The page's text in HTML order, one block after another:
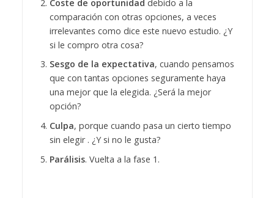
Coste de oportunidad debido a la
comparación con otras opciones, a veces
irrelevantes como dice este nuevo estudio. ¿Y
si le compro otra cosa?
Sesgo de la expectativa, cuando pensamos
que con tantas opciones seguramente haya
una mejor que la elegida. ¿Será la mejor
opción?
Culpa, porque cuando pasa un cierto tiempo
sin elegir . ¿Y si no le gusta?
Parálisis. Vuelta a la fase 1.